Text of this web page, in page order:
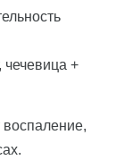
чечевица +